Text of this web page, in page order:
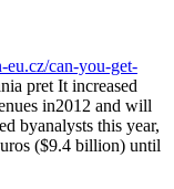
eu.cz/can-you-get-
pret It increased
in2012 and will
byanalysts this year,
($9.4 billion) until